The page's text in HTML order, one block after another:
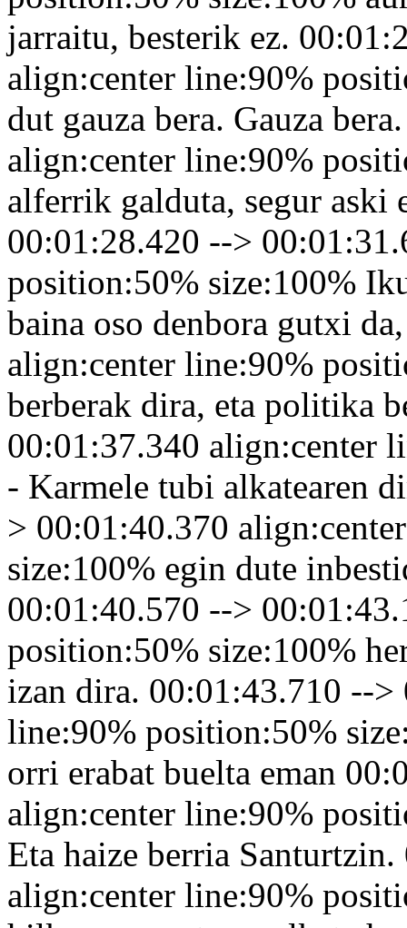
jarraitu, besterik ez.
align:center line:90%
dut gauza bera. Gauza
align:center line:90%
alferrik galduta, segur aski
00:01:28.420 -->
position:50% size:100%
baina oso denbora gutxi
align:center line:90%
berberak dira, eta politika
00:01:37.340 align:center
- Karmele tubi alkatearen
> 00:01:40.370
size:100% egin dute
00:01:40.570 -->
position:50% size:100%
izan dira. 00:01:43.710 --
line:90% position:50%
orri erabat buelta eman
align:center line:90%
Eta haize berria
align:center line:90%